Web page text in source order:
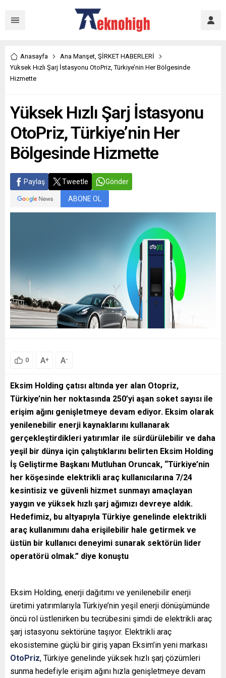
Anasayfa Ana Manşet, ŞİRKET HABERLERİ
Yüksek Hızlı Şarj İstasyonu OtoPriz, Türkiye’nin Her Bölgesinde
Hizmette
Yüksek Hızlı Şarj İstasyonu
OtoPriz, Türkiye’nin Her
Bölgesinde Hizmette
Paylaş Tweetle Gönder
ABONE OL
0 A+ A-
Eksim Holding çatısı altında yer alan Otopriz,
Türkiye’nin her noktasında 250’yi aşan soket sayısı ile
erişim ağını genişletmeye devam ediyor. Eksim olarak
yenilenebilir enerji kaynaklarını kullanarak
gerçekleştirdikleri yatırımlar ile sürdürülebilir ve daha
yeşil bir dünya için çalıştıklarını belirten Eksim Holding
İş Geliştirme Başkanı Mutluhan Oruncak, “Türkiye’nin
her köşesinde elektrikli araç kullanıcılarına 7/24
kesintisiz ve güvenli hizmet sunmayı amaçlayan
yaygın ve yüksek hızlı şarj ağımızı devreye aldık.
Hedefimiz, bu altyapıyla Türkiye genelinde elektrikli
araç kullanımını daha erişilebilir hale getirmek ve
üstün bir kullanıcı deneyimi sunarak sektörün lider
operatörü olmak.” diye konuştu
Eksim Holding, enerji dağıtımı ve yenilenebilir enerji
üretimi yatırımlarıyla Türkiye’nin yeşil enerji dönüşümünde
öncü rol üstlenirken bu tecrübesini şimdi de elektrikli araç
şarj istasyonu sektörüne taşıyor. Elektrikli araç
ekosistemine güçlü bir giriş yapan Eksim’in yeni markası
OtoPriz, Türkiye genelinde yüksek hızlı şarj çözümleri
sunma hedefiyle erişim ağını hızla genişletmeye devam